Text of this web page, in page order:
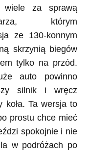
wiele za sprawą
którym
ze 130-konnym
skrzynią biegów
tylko na przód.
auto powinno
silnik i wręcz
koła. Ta wersja to
prostu chce mieć
spokojnie i nie
w podróżach po